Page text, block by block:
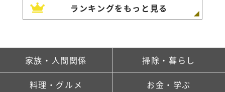
ランキングをもっと見る
家族・人間関係 掃除・暮らし
料理・グルメ お金・学ぶ